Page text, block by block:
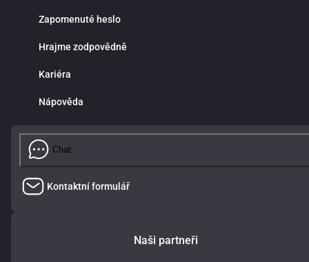
Zapomenuté heslo
Hrajme zodpovědně
Kariéra
Nápověda
Chat
Kontaktní formulář
Naši partneři